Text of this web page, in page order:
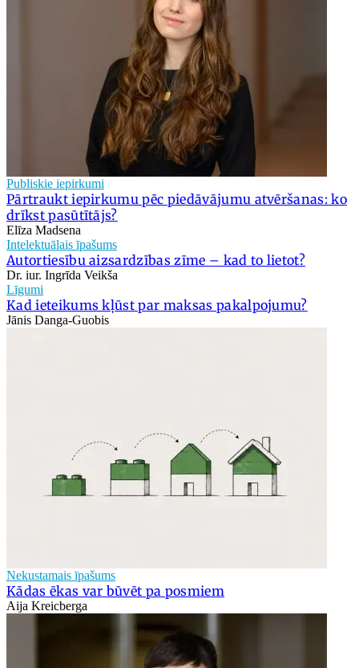
Publiskie iepirkumi
Pārtraukt iepirkumu pēc piedāvājumu atvēršanas: ko
drīkst pasūtītājs?
Elīza Madsena
Intelektuālais īpašums
Autortiesību aizsardzības zīme – kad to lietot?
Dr. iur. Ingrīda Veikša
Līgumi
Kad ieteikums kļūst par maksas pakalpojumu?
Jānis Danga-Guobis
Nekustamais īpašums
Kādas ēkas var būvēt pa posmiem
Aija Kreicberga